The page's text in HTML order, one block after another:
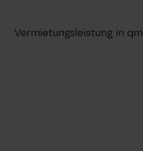
Vermietungsleistung in qm